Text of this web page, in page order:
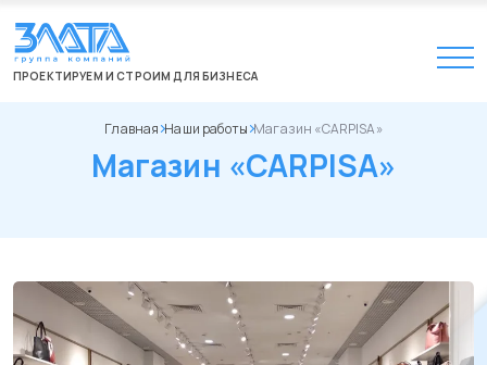
ПРОЕКТИРУЕМ И СТРОИМ ДЛЯ БИЗНЕСА
Главная Наши работы Магазин «CARPISA»
Магазин «CARPISA»